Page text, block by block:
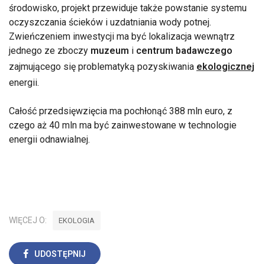
środowisko, projekt przewiduje także powstanie systemu
oczyszczania ścieków i uzdatniania wody potnej.
Zwieńczeniem inwestycji ma być lokalizacja wewnątrz
jednego ze zboczy muzeum i centrum badawczego
zajmującego się problematyką pozyskiwania ekologicznej
energii.
Całość przedsięwzięcia ma pochłonąć 388 mln euro, z
czego aż 40 mln ma być zainwestowane w technologie
energii odnawialnej.
WIĘCEJ O: EKOLOGIA
UDOSTĘPNIJ